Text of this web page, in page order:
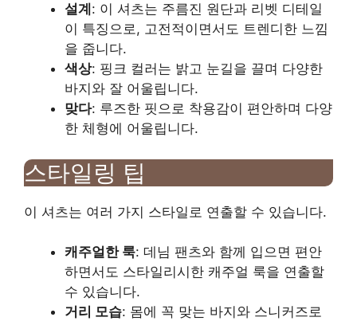
설계 : 이 셔츠는 주름진 원단과 리벳 디테일
이 특징으로, 고전적이면서도 트렌디한 느낌
을 줍니다.
색상: 핑크 컬러는 밝고 눈길을 끌며 다양한
바지와 잘 어울립니다.
맞다: 루즈한 핏으로 착용감이 편안하며 다양
한 체형에 어울립니다.
스타일링 팁
이 셔츠는 여러 가지 스타일로 연출할 수 있습니다.
캐주얼한 룩: 데님 팬츠와 함께 입으면 편안
하면서도 스타일리시한 캐주얼 룩을 연출할
수 있습니다.
거리 모습: 몸에 꼭 맞는 바지와 스니커즈로